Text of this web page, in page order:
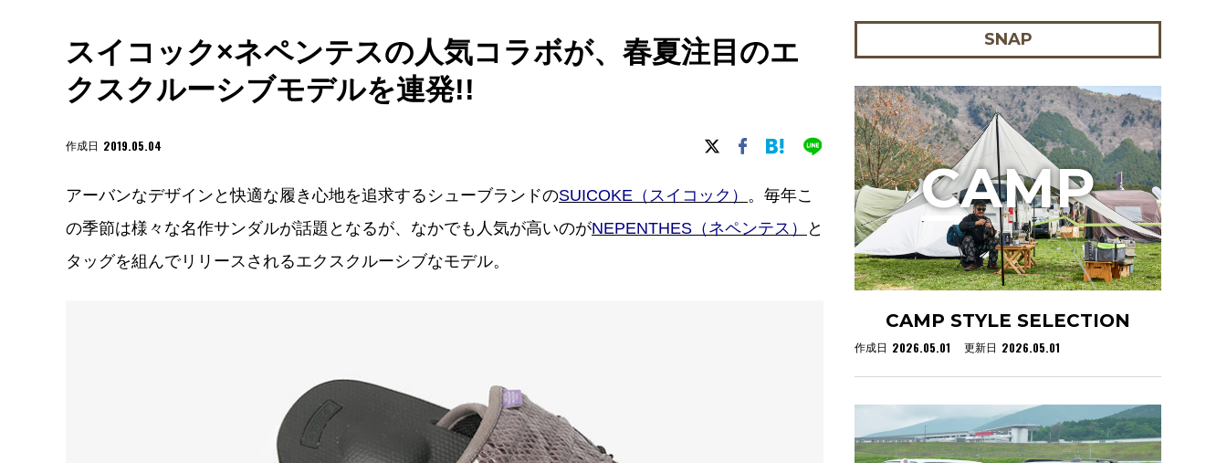
スイコック×ネペンテスの人気コラボが、春夏注目のエ
クスクルーシブモデルを連発!!
作成日 2019.05.04
アーバンなデザインと快適な履き心地を追求するシューブランドのSUICOKE（スイコック） 。毎年こ
の季節は様々な名作サンダルが話題となるが、なかでも人気が高いのがNEPENTHES（ネペンテス）
と
タッグを組んでリリースされるエクスクルーシブなモデル。
SNAP
CAMP STYLE SELECTION
作成日 2026.05.01 更新日 2026.05.01
CAMP